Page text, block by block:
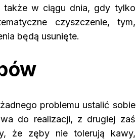
także w ciągu dnia, gdy tylko
czyszczenie, tym,
będą usunięte.
problemu ustalić sobie
do realizacji, z drugiej zaś
że zęby nie tolerują kawy,